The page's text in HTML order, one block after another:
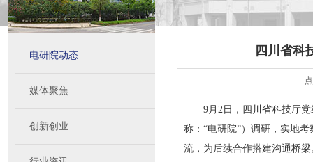
电研院动态
媒体聚焦
创新创业
四川省科
9月2日，四川省科技厅党
称：“电研院”）调研，实地
流，为后续合作搭建沟通桥梁